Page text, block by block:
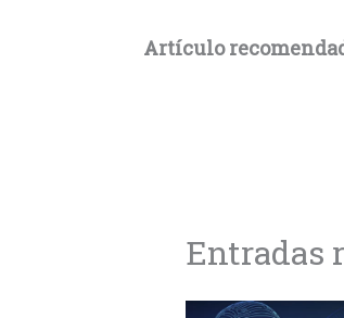
Artículo
Entradas